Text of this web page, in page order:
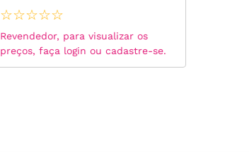
☆☆☆☆☆
Revendedor, para visualizar os
preços, faça login ou cadastre-se.